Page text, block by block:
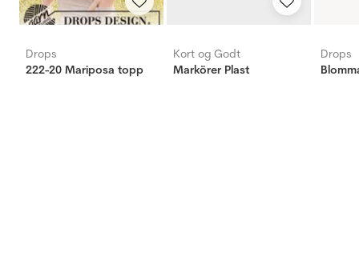
Drops
222-20 Mariposa topp
Kort og Godt
Markörer Plast
Drops